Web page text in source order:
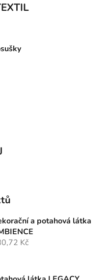
a potahová látka
Kč